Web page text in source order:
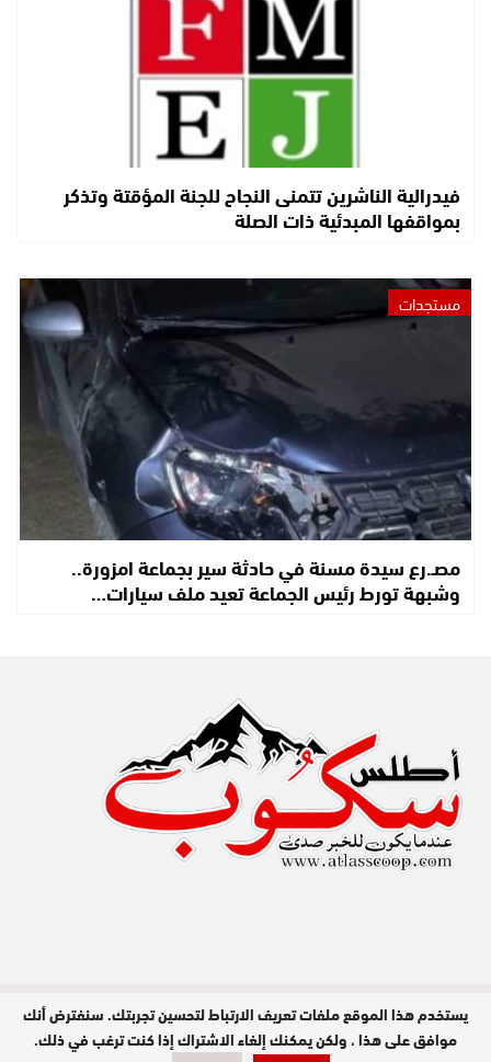
فيدرالية الناشرين تتمنى النجاح للجنة المؤقتة وتذكر
بمواقفها المبدئية ذات الصلة
مستجدات
مصـ.رع سيدة مسنة في حادثة سير بجماعة امزورة..
وشبهة تورط رئيس الجماعة تعيد ملف سيارات…
مدير النشر : عبد الله عزي / جميع الحقوق
محفوظة © 2026
يستخدم هذا الموقع ملفات تعريف الارتباط لتحسين تجربتك. سنفترض أنك
موافق على هذا ، ولكن يمكنك إلغاء الاشتراك إذا كنت ترغب في ذلك.